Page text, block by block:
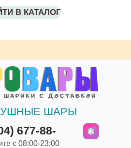
В КАТАЛОГ
677-88-
ШАРЫ
с 08:00-23:00